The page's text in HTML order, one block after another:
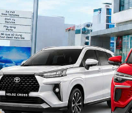
bên tạo cảm giác rộng